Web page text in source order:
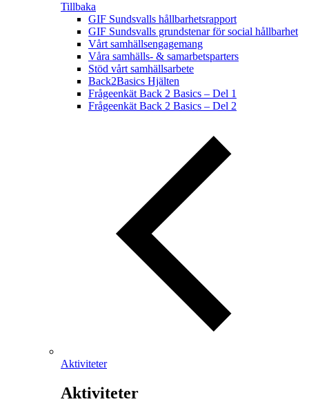
Tillbaka
GIF Sundsvalls hållbarhetsrapport
GIF Sundsvalls grundstenar för social hållbarhet
Vårt samhällsengagemang
Våra samhälls- & samarbetsparters
Stöd vårt samhällsarbete
Back2Basics Hjälten
Frågeenkät Back 2 Basics – Del 1
Frågeenkät Back 2 Basics – Del 2
Aktiviteter
Aktiviteter